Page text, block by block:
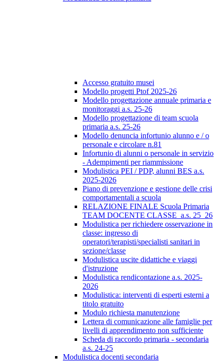
Accesso gratuito musei
Modello progetti Ptof 2025-26
Modello progettazione annuale primaria e
monitoraggi a.s. 25-26
Modello progettazione di team scuola
primaria a.s. 25-26
Modello denuncia infortunio alunno e / o
personale e circolare n.81
Infortunio di alunni o personale in servizio
- Adempimenti per riammissione
Modulistica PEI / PDP, alunni BES a.s.
2025-2026
Piano di prevenzione e gestione delle crisi
comportamentali a scuola
RELAZIONE FINALE Scuola Primaria
TEAM DOCENTE CLASSE_a.s. 25_26
Modulistica per richiedere osservazione in
classe: ingresso di
operatori/terapisti/specialisti sanitari in
sezione/classe
Modulistica uscite didattiche e viaggi
d'istruzione
Modulistica rendicontazione a.s. 2025-
2026
Modulistica: interventi di esperti esterni a
titolo gratuito
Modulo richiesta manutenzione
Lettera di comunicazione alle famiglie per
livelli di apprendimento non sufficiente
Scheda di raccordo primaria - secondaria
a.s. 24-25
Modulistica docenti secondaria